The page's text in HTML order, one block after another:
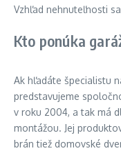
Vzhľad nehnuteľnosti
Kto ponúka
Ak hľadáte špecialistu
predstavujeme
v roku 2004, a tak má
montážou. Jej
brán tiež domovské